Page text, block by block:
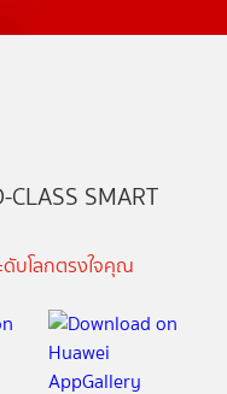
CLASS SMART
บโลกตรงใจคุณ